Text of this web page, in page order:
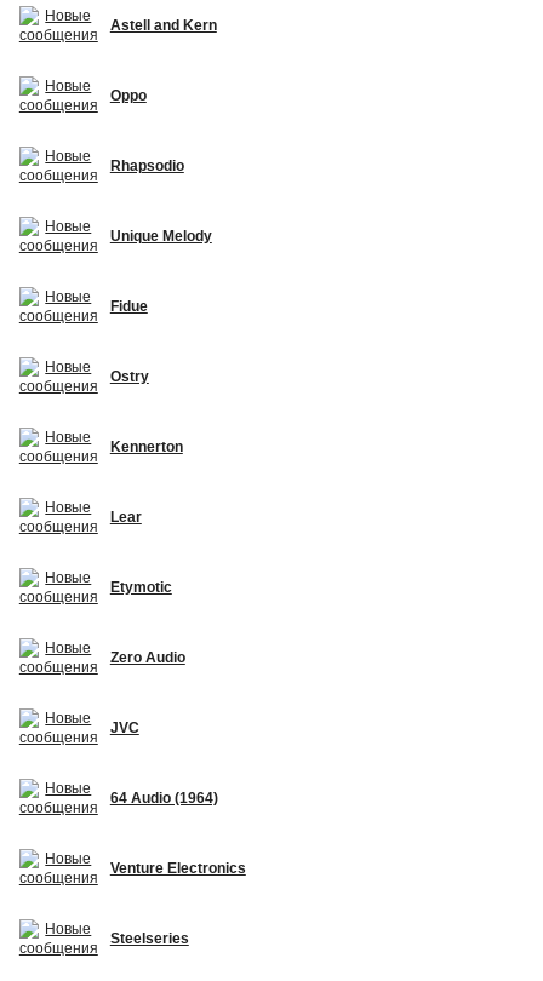
Astell and Kern
Oppo
Rhapsodio
Unique Melody
Fidue
Ostry
Kennerton
Lear
Etymotic
Zero Audio
JVC
64 Audio (1964)
Venture Electronics
Steelseries